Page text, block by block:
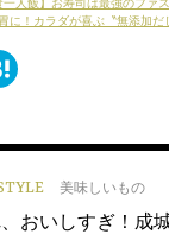
一人飯】お寿司は最強のファ
に！カラダが喜ぶ〝無添加だ
美味しいもの
おいしすぎ！成